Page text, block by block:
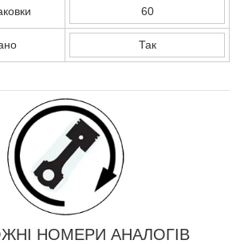
60
Так
НОМЕРИ АНАЛОГІВ